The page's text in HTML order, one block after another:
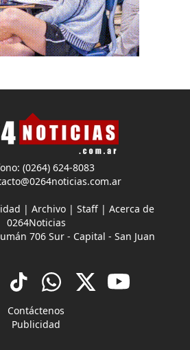
(0264) 624-8083
|Archivo |Staff |Acerca de
0264Noticias
706 Sur - Capital - San Juan
Contáctenos
Publicidad